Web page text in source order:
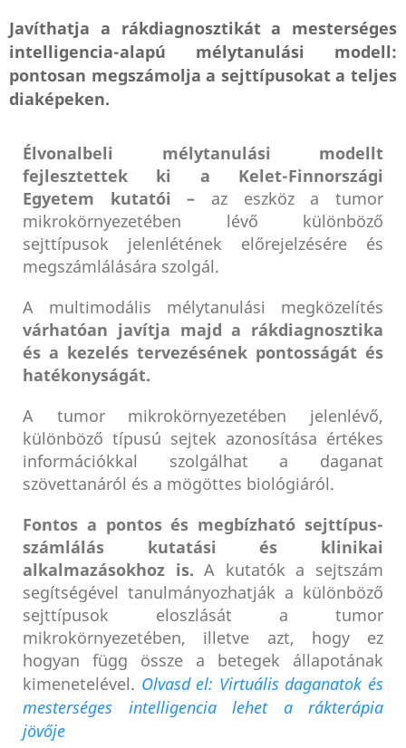
Javíthatja a rákdiagnosztikát a mesterséges
intelligencia-alapú mélytanulási modell:
pontosan megszámolja a sejttípusokat a teljes
diaképeken.
Élvonalbeli mélytanulási modellt
fejlesztettek ki a Kelet-Finnországi
Egyetem kutatói – az eszköz a tumor
mikrokörnyezetében lévő különböző
sejttípusok jelenlétének előrejelzésére és
megszámlálására szolgál.
A multimodális mélytanulási megközelítés
várhatóan javítja majd a rákdiagnosztika
és a kezelés tervezésének pontosságát és
hatékonyságát.
A tumor mikrokörnyezetében jelenlévő,
különböző típusú sejtek azonosítása értékes
információkkal szolgálhat a daganat
szövettanáról és a mögöttes biológiáról.
Fontos a pontos és megbízható sejttípus-
számlálás kutatási és klinikai
alkalmazásokhoz is. A kutatók a sejtszám
segítségével tanulmányozhatják a különböző
sejttípusok eloszlását a tumor
mikrokörnyezetében, illetve azt, hogy ez
hogyan függ össze a betegek állapotának
kimenetelével. Olvasd el: Virtuális daganatok és
mesterséges intelligencia lehet a rákterápia
jövője